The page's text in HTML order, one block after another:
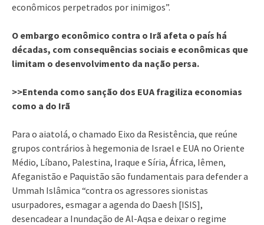
econômicos perpetrados por inimigos”.
O embargo econômico contra o Irã afeta o país há
décadas, com consequências sociais e econômicas que
limitam o desenvolvimento da nação persa.
>>Entenda como sanção dos EUA fragiliza economias
como a do Irã
Para o aiatolá, o chamado Eixo da Resistência, que reúne
grupos contrários à hegemonia de Israel e EUA no Oriente
Médio, Líbano, Palestina, Iraque e Síria, África, Iêmen,
Afeganistão e Paquistão são fundamentais para defender a
Ummah Islâmica “contra os agressores sionistas
usurpadores, esmagar a agenda do Daesh [ISIS],
desencadear a Inundação de Al-Aqsa e deixar o regime